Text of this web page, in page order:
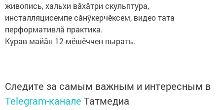
живопись, хальхи вăхăтри скульптура,
инсталляцисемпе сăнӳкерчӗксем, видео тата
перформативлă практика.
Курав майăн 12-мӗшӗччен пырать.
Следите за самым важным и интересным в
Telegram-канале Татмедиа